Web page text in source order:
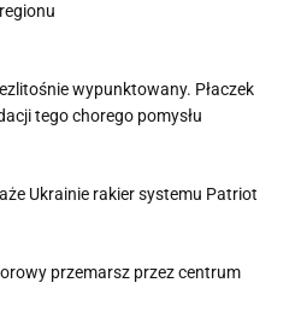
wypunktowany. Płaczek
tego chorego pomysłu
Ukrainie rakier systemu Patriot
przemarsz przez centrum